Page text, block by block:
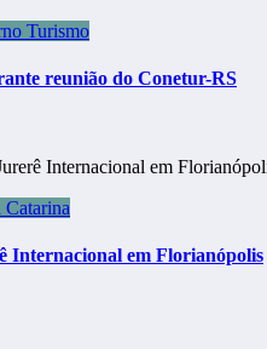
Turismo
reunião do Conetur-RS
Catarina
Internacional em Florianópolis